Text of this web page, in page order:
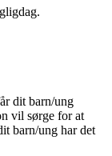
dit barn/ung
vil sørge for at
barn/ung har det